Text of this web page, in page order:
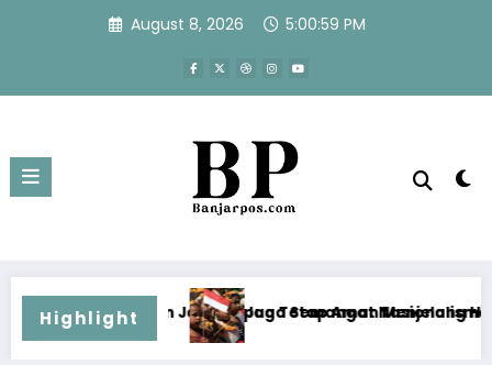
August 8, 2026 5:00:59 PM
Highlight
Tetap Aman Menjelang HUT Ke-81 RI
Jaga Semangat Nasionalisme dan Kondusivitas